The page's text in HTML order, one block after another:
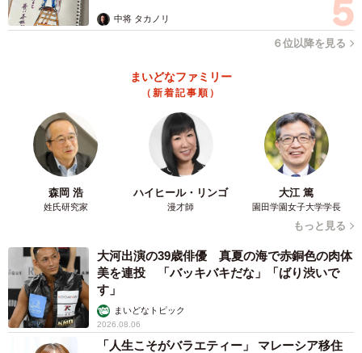
中将 タカノリ
６位以降を見る
まいどなファミリー
（新着記事順）
森岡 浩
姓氏研究家
ハイヒール・リンゴ
漫才師
大江 篤
園田学園女子大学学長
もっと見る
大河出演の39歳俳優 真夏の海で赤銅色の肉体
美を連投 「バッキバキだな」「ばり渋いで
す」
まいどなトピック
2026.08.06
「人生こそがバラエティー」 マレーシア移住